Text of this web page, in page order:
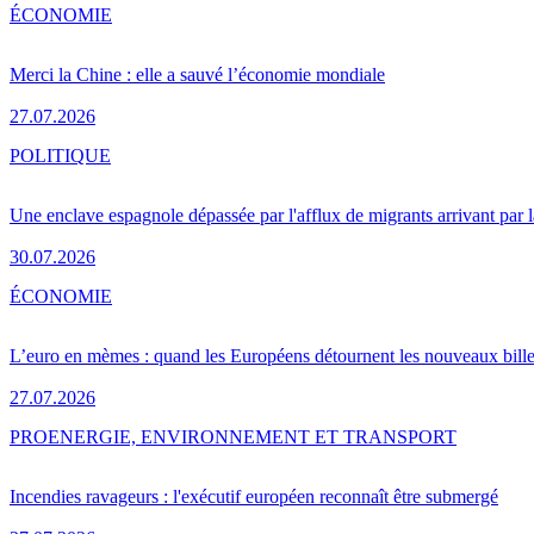
Merci la Chine : elle a sauvé l’économie mondiale
27.07.2026
ÉCONOMIE
Une enclave espagnole dépassée par l'afflux de migrants arrivant par
30.07.2026
POLITIQUE
L’euro en mèmes : quand les Européens détournent les nouveaux
27.07.2026
ÉCONOMIE
Incendies ravageurs : l'exécutif européen reconnaît être submergé
PROENERGIE, ENVIRONNEMENT ET TRANSPORT